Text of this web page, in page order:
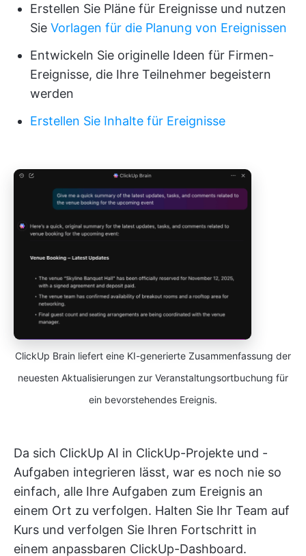
Erstellen Sie Pläne für Ereignisse und nutzen
Sie Vorlagen für die Planung von Ereignissen
Entwickeln Sie originelle Ideen für Firmen-
Ereignisse, die Ihre Teilnehmer begeistern
werden
Erstellen Sie Inhalte für Ereignisse
ClickUp Brain liefert eine KI-generierte Zusammenfassung der
neuesten Aktualisierungen zur Veranstaltungsortbuchung für
ein bevorstehendes Ereignis.
Da sich ClickUp AI in ClickUp-Projekte und -
Aufgaben integrieren lässt, war es noch nie so
einfach, alle Ihre Aufgaben zum Ereignis an
einem Ort zu verfolgen. Halten Sie Ihr Team auf
Kurs und verfolgen Sie Ihren Fortschritt in
einem anpassbaren ClickUp-Dashboard.